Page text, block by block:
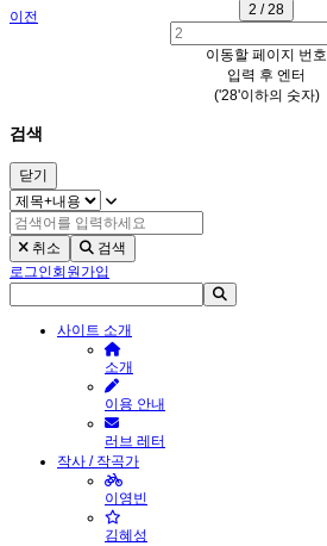
이전
2 / 28
이동할 페이지 번호
입력 후 엔터
('28'이하의 숫자)
검색
닫기
취소
검색
로그인회원가입
사이트 소개
소개
이용 안내
러브 레터
작사 / 작곡가
이영빈
김혜성